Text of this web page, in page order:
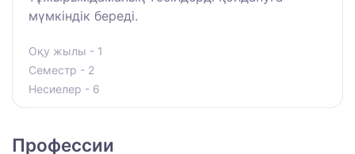
мүмкіндік береді.
Оқу жылы - 1
Семестр - 2
Несиелер - 6
Профессии